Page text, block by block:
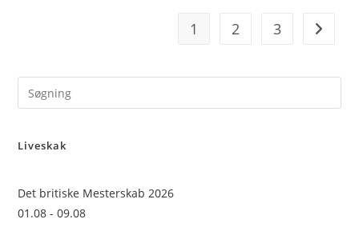
1 2 3 Go to
Liveskak
Det britiske Mesterskab 2026
01.08 - 09.08